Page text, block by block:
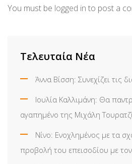
You must be logged in to post a
Τελευταία Νέα
Άννα Βίσση: Συνεχίζει τις
Ιουλία Καλλιμάνη: Θα
αγαπημένο της Μιχάλη
Νίνο: Ενοχλημένος με τα
προβολή του επεισοδίου με